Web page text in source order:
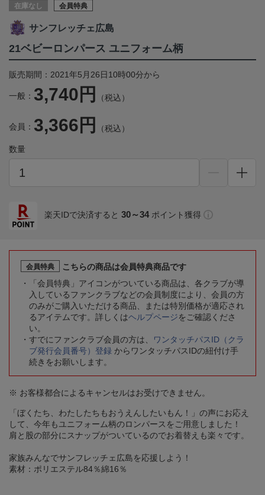
在庫なし 会員特典
サンフレッチェ広島
21ベビーロンパース ユニフォーム柄
販売期間：2021年5月26日10時00分から
一般： 3,740円 （税込）
会員： 3,366円 （税込）
数量
楽天IDで決済すると 30～34 ポイント獲得
会員特典
こちらの商品は会員特典商品です
「会員特典」アイコンがついている商品は、各クラブが導
入しているファンクラブなどの会員制度により、会員の方
のみがご購入いただける商品、または特別価格が適応され
るアイテムです。詳しくはヘルプページをご確認くださ
い。
すでにファンクラブ会員の方は、
ワンタッチパスID（クラ
ブ発行会員番号）登録 からワンタッチパスIDの紐付け手
続きをお願いします。
※ お客様都合によるキャンセルはお受けできません。
「ぼくたち、わたしたちもおうえんしたいもん！」の声にお応え
して、今年もユニフォーム柄のロンパースをご用意しました！
肩と股の部分にスナップがついているのでお着替えも楽々です。
家族みんなでサンフレッチェ広島を応援しよう！
素材：ポリエステル84％綿16％